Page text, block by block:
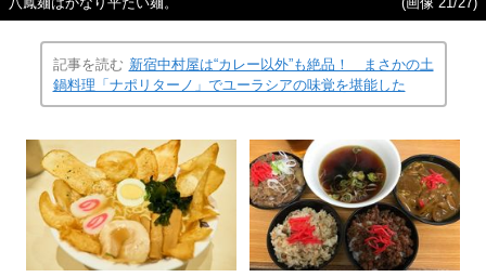
八鳳麺はかなり平たい麺。 (画像 21/27)
記事を読む 新宿中村屋は“カレー以外”も絶品！ まさかの土
鍋料理「ナポリターノ」でユーラシアの味覚を堪能した